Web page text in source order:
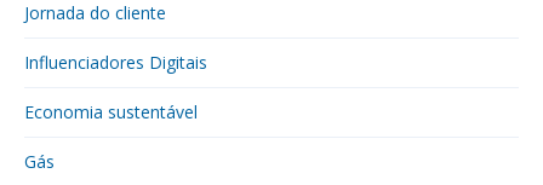
Jornada do cliente
Influenciadores Digitais
Economia sustentável
Gás